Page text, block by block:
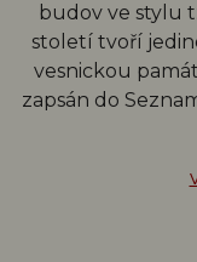
budov ve stylu
století tvoří
vesnickou
zapsán do